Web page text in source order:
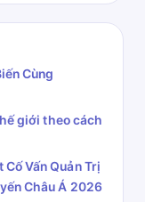
Cùng
giới theo cách
Cố Vấn Quản Trị
Châu Á 2026